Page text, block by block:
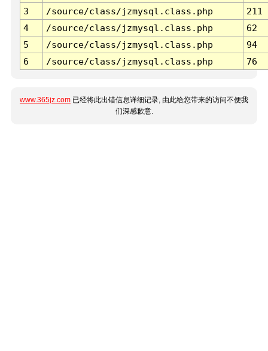
3 /source/class/jzmysql.class.php
211
4
/source/class/jzmysql.class.php
62
5
/source/class/jzmysql.class.php
94
6
/source/class/jzmysql.class.php 76
www.365jz.com 已经将此出错信息详细记录, 由此给您带来的访问不便我
们深感歉意.